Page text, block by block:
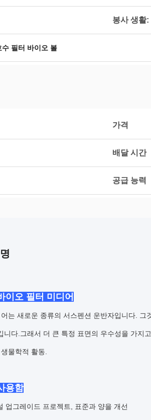
봉사 생활:
수 필터 바이오 볼
가격
배달 시간
공급 능력
이오 필터 미디어
는 새로운 종류의 서스펜션 운반자입니다.
니다.그래서 더 큰 특정 표면의 우수성을 가지
물학적 활동.
용함
업그레이드 프로젝트, 표준과 양을 개선